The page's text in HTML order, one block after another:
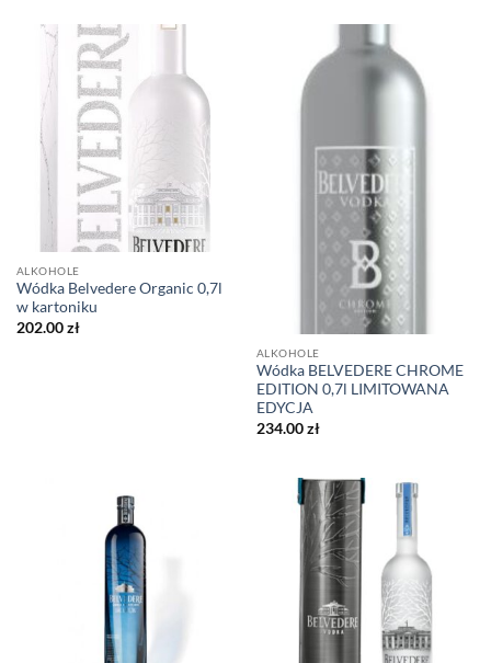
ALKOHOLE
Wódka Belvedere Organic 0,7l
w kartoniku
202.00zł
ALKOHOLE
Wódka BELVEDERE CHROME
EDITION 0,7l LIMITOWANA
EDYCJA
234.00zł